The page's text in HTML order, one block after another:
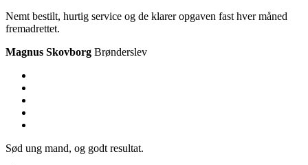
Nemt bestilt, hurtig service og de klarer opgaven fast hver måned
fremadrettet.
Magnus Skovborg Brønderslev
Sød ung mand, og godt resultat.